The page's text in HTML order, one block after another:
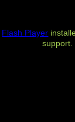
Flash Player
support.